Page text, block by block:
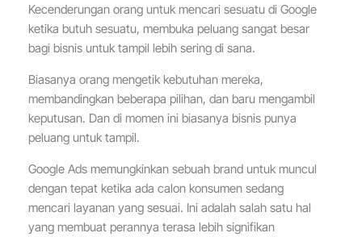
Kecenderungan orang untuk mencari sesuatu di Google
ketika butuh sesuatu, membuka peluang sangat besar
bagi bisnis untuk tampil lebih sering di sana.
Biasanya orang mengetik kebutuhan mereka,
membandingkan beberapa pilihan, dan baru mengambil
keputusan. Dan di momen ini biasanya bisnis punya
peluang untuk tampil.
Google Ads memungkinkan sebuah brand untuk muncul
dengan tepat ketika ada calon konsumen sedang
mencari layanan yang sesuai. Ini adalah salah satu hal
yang membuat perannya terasa lebih signifikan